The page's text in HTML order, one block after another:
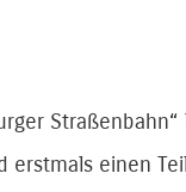
einen